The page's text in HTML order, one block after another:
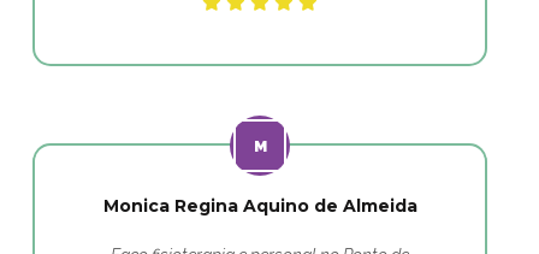
Monica Regina Aquino de Almeida